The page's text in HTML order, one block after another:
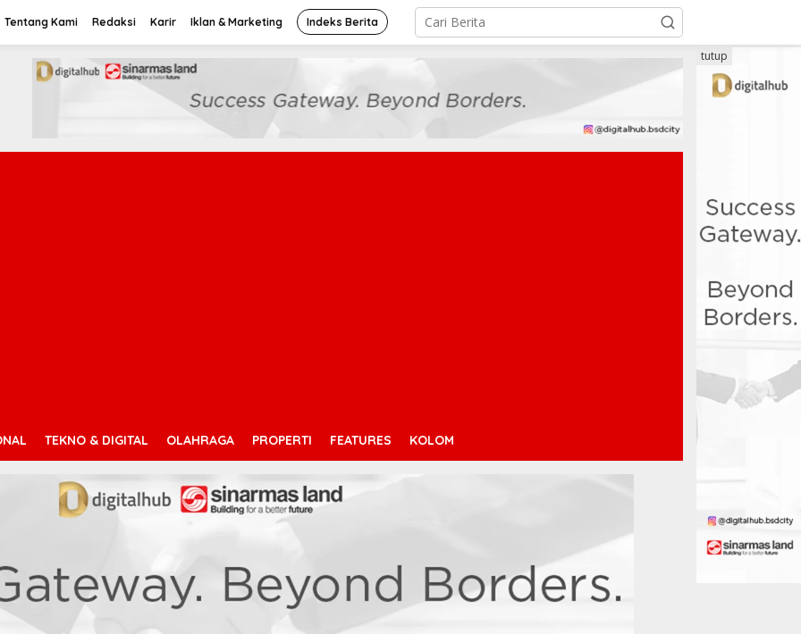
Tentang Kami Redaksi Karir Iklan & Marketing Indeks Berita
TEKNO & DIGITAL OLAHRAGA PROPERTI FEATURES KOLOM
tutup